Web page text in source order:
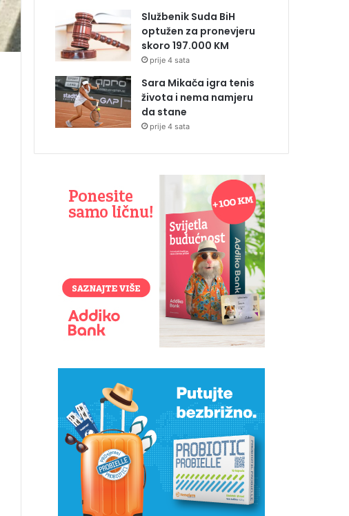
Službenik Suda BiH
optužen za pronevjeru
skoro 197.000 KM
prije 4 sata
Sara Mikača igra tenis
života i nema namjeru
da stane
prije 4 sata